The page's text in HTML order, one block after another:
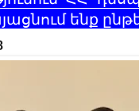
ենք